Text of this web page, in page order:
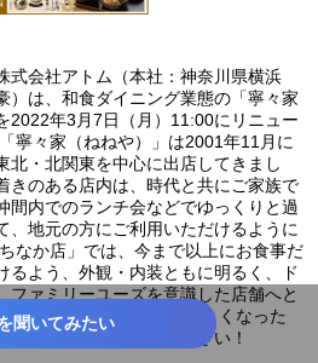
式会社アトム（本社：神奈川県横浜
は、和食ダイニング業態の「寧々家
2022年3月7日（月）11:00にリニュー
寧々家（ねねや）」は2001年11月に
北・北関東を中心に出店してきまし
きのある店内は、時代と共にご家族で
間内でのランチ会などでゆっくりと過
、地元の方にご利用いただけるように
か店」では、今まで以上にお食事だ
るよう、外観・内装ともに明るく、ド
ファミリーユーズを意識した店舗へと
麗になった店内で、新しくなった
か店」をぜひご堪能ください！
聞いてみたい